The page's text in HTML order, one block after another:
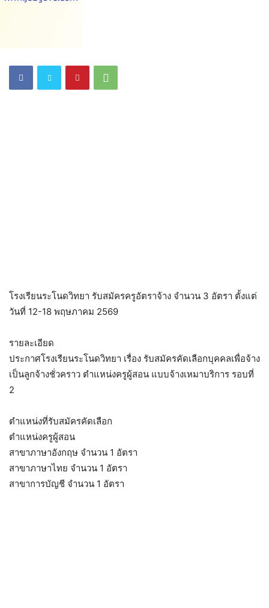
โรงเรียนระโนดวิทยา รับสมัครครูอัตราจ้าง จำนวน 3 อัตรา ตั้งแต่
วันที่ 12-18 พฤษภาคม 2569
รายละเอียด
ประกาศโรงเรียนระโนดวิทยา เรื่อง รับสมัครคัดเลือกบุคคลเพื่อจ้าง
เป็นลูกจ้างชั่วคราว ตำแหน่งครูผู้สอน แบบจ้างเหมาบริการ รอบที่
2
ตำแหน่งที่รับสมัครคัดเลือก
ตำแหน่งครูผู้สอน
สาขาภาษาอังกฤษ จำนวน 1 อัตรา
สาขาภาษาไทย จำนวน 1 อัตรา
สาขาการบัญชี จำนวน 1 อัตรา